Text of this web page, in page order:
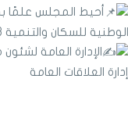
أحيط المجلس علمًا
الوطنية للسكان والتنمية 2023 – 2030.
الإدارة العامة
إدارة العلاقات العامة